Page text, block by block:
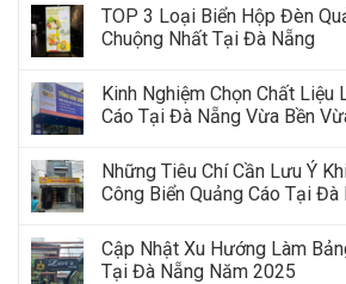
TOP 3 Loại Biển Hộp Đèn
Chuộng Nhất Tại Đà Nẵng
Kinh Nghiệm Chọn Chất Liệu
Cáo Tại Đà Nẵng Vừa Bền
Những Tiêu Chí Cần Lưu Ý
Công Biển Quảng Cáo Tại Đà
Cập Nhật Xu Hướng Làm
Tại Đà Nẵng Năm 2025